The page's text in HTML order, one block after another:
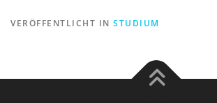
VERÖFFENTLICHT IN STUDIUM